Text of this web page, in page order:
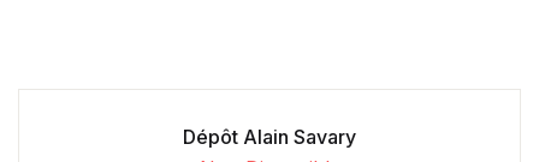
Dépôt Alain Savary